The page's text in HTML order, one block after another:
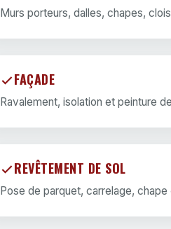
Murs porteurs, dalles, chapes,
FAÇADE
Ravalement, isolation et peinture
REVÊTEMENT DE SOL
Pose de parquet, carrelage,